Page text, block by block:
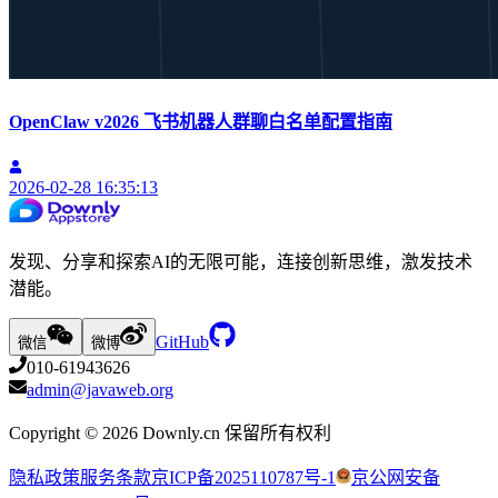
OpenClaw v2026 飞书机器人群聊白名单配置指南
2026-02-28 16:35:13
发现、分享和探索AI的无限可能，连接创新思维，激发技术
潜能。
微信 微博
GitHub
010-61943626
admin@javaweb.org
Copyright © 2026 Downly.cn 保留所有权利
隐私政策服务条款京ICP备2025110787号-1
京公网安备